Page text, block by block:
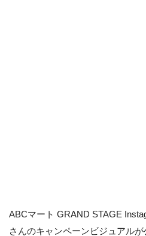
ABCマート GRAND STAGE
さんのキャンペーンビジュアル